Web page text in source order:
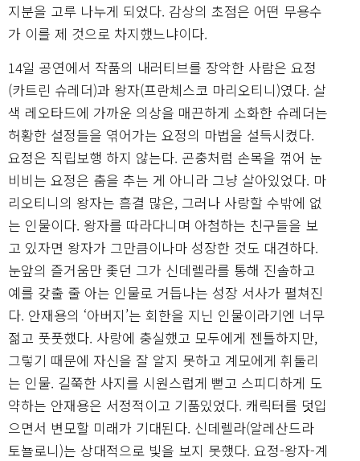
지분을 고루 나누게 되었다. 감상의 초점은 어떤 무용수
가 이를 제 것으로 차지했느냐이다.
14일 공연에서 작품의 내러티브를 장악한 사람은 요정
(카트린 슈레더)과 왕자(프란체스코 마리오티니)였다. 살
색 레오타드에 가까운 의상을 매끈하게 소화한 슈레더는
허황한 설정들을 엮어가는 요정의 마법을 설득시켰다.
요정은 직립보행 하지 않는다. 곤충처럼 손목을 꺾어 눈
비비는 요정은 춤을 추는 게 아니라 그냥 살아있었다. 마
리오티니의 왕자는 흠결 많은, 그러나 사랑할 수밖에 없
는 인물이다. 왕자를 따라다니며 아첨하는 친구들을 보
고 있자면 왕자가 그만큼이나마 성장한 것도 대견하다.
눈앞의 즐거움만 좇던 그가 신데렐라를 통해 진솔하고
예를 갖출 줄 아는 인물로 거듭나는 성장 서사가 펼쳐진
다. 안재용의 ‘아버지’는 회한을 지닌 인물이라기엔 너무
젊고 풋풋했다. 사랑에 충실했고 모두에게 젠틀하지만,
그렇기 때문에 자신을 잘 알지 못하고 계모에게 휘둘리
는 인물. 길쭉한 사지를 시원스럽게 뻗고 스피디하게 도
약하는 안재용은 서정적이고 기품있었다. 캐릭터를 덧입
으면서 변모할 미래가 기대된다. 신데렐라(알레산드라
토뇰로니)는 상대적으로 빛을 보지 못했다. 요정-왕자-계